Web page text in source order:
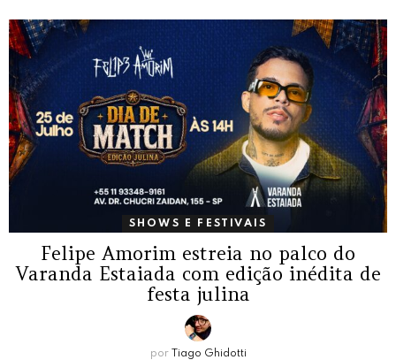
SHOWS E FESTIVAIS
Felipe Amorim estreia no palco do
Varanda Estaiada com edição inédita de
festa julina
por
Tiago Ghidotti